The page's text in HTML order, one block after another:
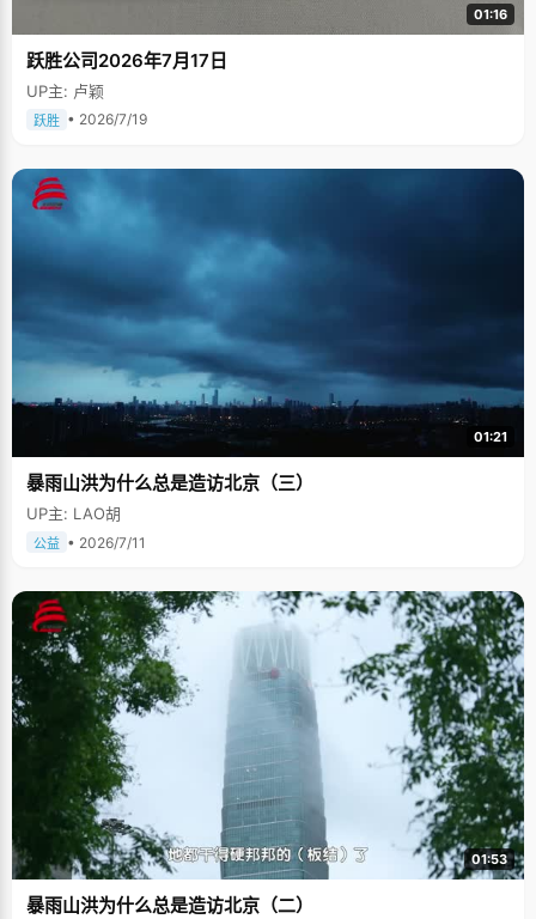
01:16
跃胜公司2026年7月17日
UP主: 卢颖
跃胜 • 2026/7/19
01:21
暴雨山洪为什么总是造访北京（三）
UP主: LAO胡
公益 • 2026/7/11
01:53
暴雨山洪为什么总是造访北京（二）